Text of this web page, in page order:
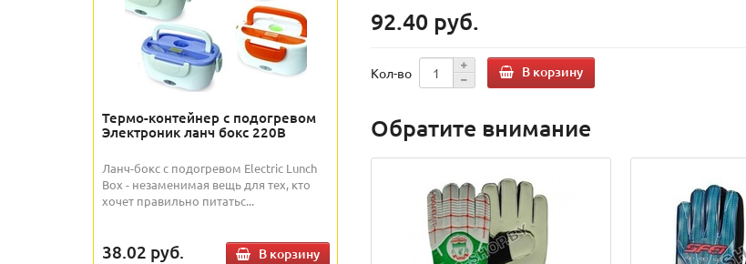
Термо-контейнер с подогревом
Электроник ланч бокс 220В
Ланч-бокс с подогревом Electric Lunch
Box - незаменимая вещь для тех, кто
хочет правильно питатьс...
38.02 руб. В корзину
92.40 руб.
Кол-во В корзину
Обратите внимание